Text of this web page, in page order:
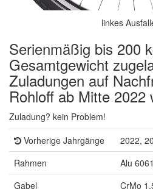
linkes
Serienmäßig bis 200
Gesamtgewicht
Zuladungen auf
Rohloff ab Mitte 2022
Zuladung? kein Problem!
Vorherige Jahrgänge
2022,
Rahmen
Alu
Gabel
CrMo